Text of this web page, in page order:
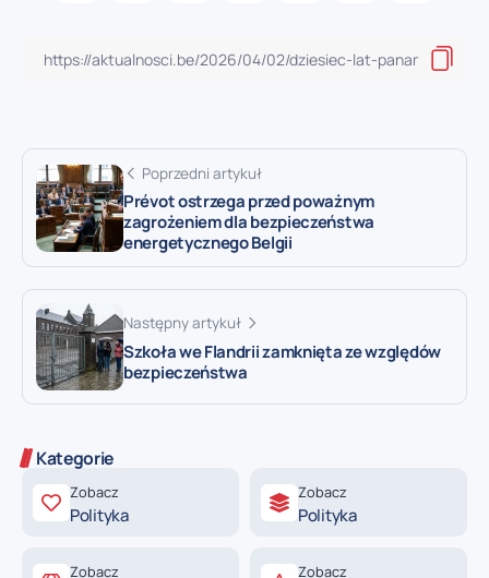
Poprzedni artykuł
Prévot ostrzega przed poważnym
zagrożeniem dla bezpieczeństwa
energetycznego Belgii
Następny artykuł
Szkoła we Flandrii zamknięta ze względów
bezpieczeństwa
Kategorie
Zobacz
Polityka
Zobacz
Polityka
Zobacz Zobacz